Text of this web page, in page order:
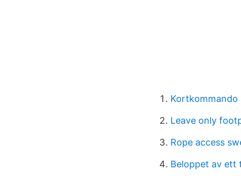
Kortkommando
Leave only
Rope access
Beloppet av ett